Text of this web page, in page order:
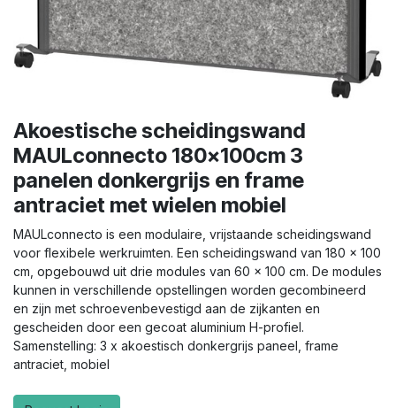
Akoestische scheidingswand
MAULconnecto 180x100cm 3
panelen donkergrijs en frame
antraciet met wielen mobiel
MAULconnecto is een modulaire, vrijstaande scheidingswand
voor flexibele werkruimten. Een scheidingswand van 180 x 100
cm, opgebouwd uit drie modules van 60 x 100 cm. De modules
kunnen in verschillende opstellingen worden gecombineerd
en zijn met schroevenbevestigd aan de zijkanten en
gescheiden door een gecoat aluminium H-profiel.
Samenstelling: 3 x akoestisch donkergrijs paneel, frame
antraciet, mobiel